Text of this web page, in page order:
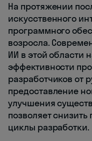
На протяжении
искусственного
программного
возросла.
ИИ в этой области
эффективности
разработчиков от
предоставление
улучшения
позволяет
циклы разработки.